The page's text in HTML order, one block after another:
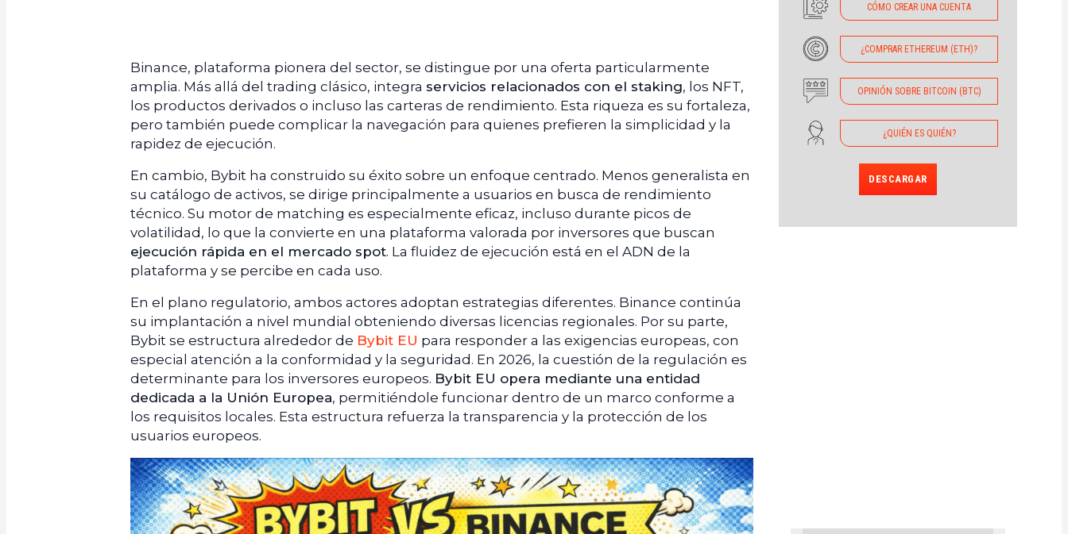
Binance, plataforma pionera del sector, se distingue por una oferta particularmente
amplia. Más allá del trading clásico, integra servicios relacionados con el staking, los NFT,
los productos derivados o incluso las carteras de rendimiento. Esta riqueza es su fortaleza,
pero también puede complicar la navegación para quienes prefieren la simplicidad y la
rapidez de ejecución.
En cambio, Bybit ha construido su éxito sobre un enfoque centrado. Menos generalista en
su catálogo de activos, se dirige principalmente a usuarios en busca de rendimiento
técnico. Su motor de matching es especialmente eficaz, incluso durante picos de
volatilidad, lo que la convierte en una plataforma valorada por inversores que buscan
ejecución rápida en el mercado spot. La fluidez de ejecución está en el ADN de la
plataforma y se percibe en cada uso.
En el plano regulatorio, ambos actores adoptan estrategias diferentes. Binance continúa
su implantación a nivel mundial obteniendo diversas licencias regionales. Por su parte,
Bybit se estructura alrededor de Bybit EU para responder a las exigencias europeas, con
especial atención a la conformidad y la seguridad. En 2026, la cuestión de la regulación es
determinante para los inversores europeos. Bybit EU opera mediante una entidad
dedicada a la Unión Europea, permitiéndole funcionar dentro de un marco conforme a
los requisitos locales. Esta estructura refuerza la transparencia y la protección de los
usuarios europeos.
CÓMO CREAR UNA CUENTA
¿COMPRAR ETHEREUM (ETH)?
OPINIÓN SOBRE BITCOIN (BTC)
¿QUIÉN ES QUIÉN?
DESCARGAR